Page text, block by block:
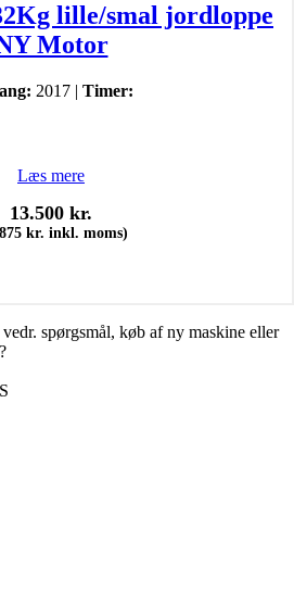
lille/smal jordloppe
Motor
2017 | Timer:
Læs mere
13.500 kr.
kr. inkl. moms)
spørgsmål, køb af ny maskine eller